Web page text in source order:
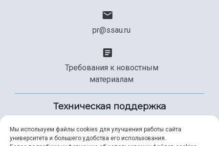
pr@ssau.ru
Требования к новостным
материалам
Техническая поддержка
+7 (846) 267-49-99
Мы используем файлы cookies для улучшения работы сайта
университета и большего удобства его использования.